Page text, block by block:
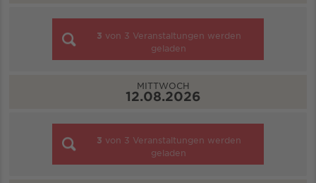
3 von 3 Veranstaltungen werden
geladen
MITTWOCH
12.08.2026
3 von 3 Veranstaltungen werden
geladen